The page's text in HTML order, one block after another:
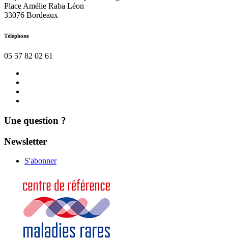
Place Amélie Raba Léon
33076 Bordeaux
Téléphone
05 57 82 02 61
Une question ?
Newsletter
S'abonner